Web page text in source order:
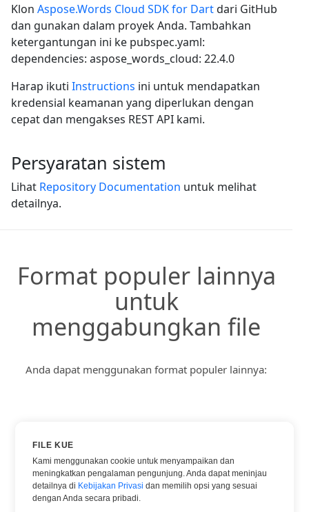
Klon Aspose.Words Cloud SDK for Dartdari GitHub
dan gunakan dalam proyek Anda. Tambahkan
ketergantungan ini ke pubspec.yaml:
dependencies: aspose_words_cloud: 22.4.0
Harap ikuti Instructions ini untuk mendapatkan
kredensial keamanan yang diperlukan dengan
cepat dan mengakses REST API kami.
Persyaratan sistem
Lihat Repository Documentation untuk melihat
detailnya.
Format populer lainnya
untuk
menggabungkan file
Anda dapat menggunakan format populer lainnya:
PDF KE DALAM GAMBAR
PDF KE DALAM JPG
PDF KE DALAM PNG
FILE KUE
Kami menggunakan cookie untuk menyampaikan dan
meningkatkan pengalaman pengunjung. Anda dapat meninjau
detailnya di Kebijakan Privasi dan memilih opsi yang sesuai
dengan Anda secara pribadi.